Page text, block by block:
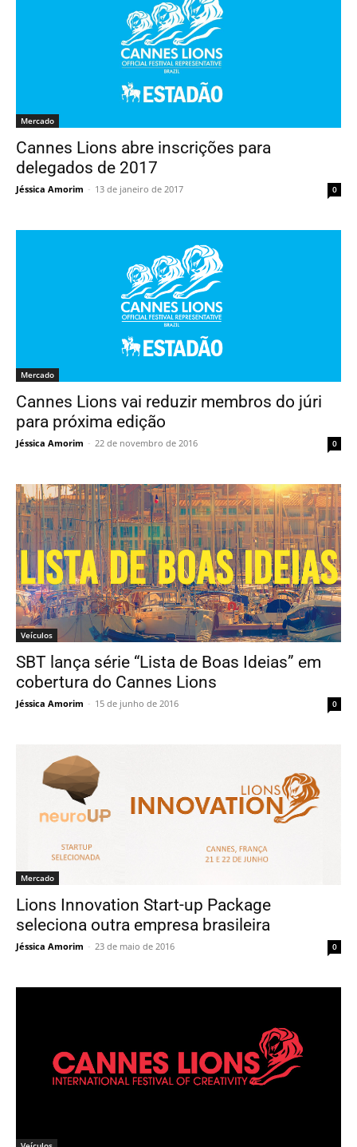
Mercado
Cannes Lions abre inscrições para
delegados de 2017
Jéssica Amorim - 13 de janeiro de 2017 0
Mercado
Cannes Lions vai reduzir membros do júri
para próxima edição
Jéssica Amorim - 22 de novembro de 2016 0
Veículos
SBT lança série “Lista de Boas Ideias” em
cobertura do Cannes Lions
Jéssica Amorim - 15 de junho de 2016 0
Mercado
Lions Innovation Start-up Package
seleciona outra empresa brasileira
Jéssica Amorim - 23 de maio de 2016 0